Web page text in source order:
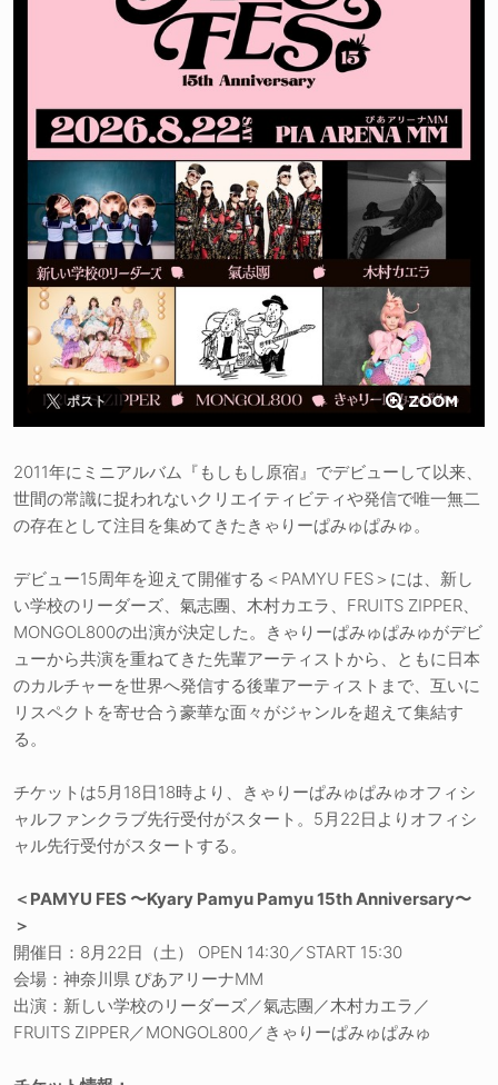
ポスト
2011年にミニアルバム『もしもし原宿』でデビューして以来、
世間の常識に捉われないクリエイティビティや発信で唯一無二
の存在として注目を集めてきたきゃりーぱみゅぱみゅ。
デビュー15周年を迎えて開催する＜PAMYU FES＞には、新し
い学校のリーダーズ、氣志團、木村カエラ、FRUITS ZIPPER、
MONGOL800の出演が決定した。きゃりーぱみゅぱみゅがデビ
ューから共演を重ねてきた先輩アーティストから、ともに日本
のカルチャーを世界へ発信する後輩アーティストまで、互いに
リスペクトを寄せ合う豪華な面々がジャンルを超えて集結す
る。
チケットは5月18日18時より、きゃりーぱみゅぱみゅオフィシ
ャルファンクラブ先行受付がスタート。5月22日よりオフィシ
ャル先行受付がスタートする。
＜PAMYU FES 〜Kyary Pamyu Pamyu 15th Anniversary〜
＞
開催日：8月22日（土） OPEN 14:30／START 15:30
会場：神奈川県 ぴあアリーナMM
出演：新しい学校のリーダーズ／氣志團／木村カエラ／
FRUITS ZIPPER／MONGOL800／きゃりーぱみゅぱみゅ